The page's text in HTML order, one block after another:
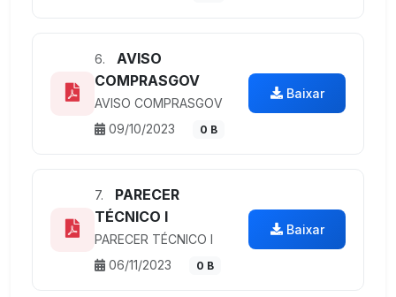
6.
AVISO
COMPRASGOV
AVISO COMPRASGOV
09/10/2023
0 B
Baixar
7.
PARECER
TÉCNICO I
PARECER TÉCNICO I
06/11/2023
0 B
Baixar